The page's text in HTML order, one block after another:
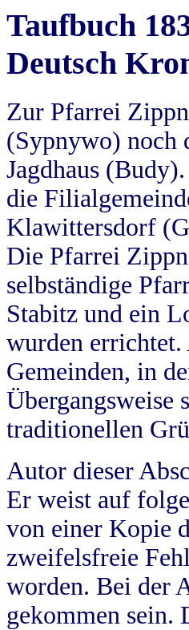
Taufbuch
Deutsch
Zur Pfarrei
(Sypnywo) noch
Jagdhaus
die
Klawittersdorf
Die Pfarrei
selbständige
Stabitz und ein
wurden errichtet.
Gemeinden, in
Übergangsweise
traditionellen
Autor dieser
Er weist auf
von einer Kopie
zweifelsfreie
worden. Bei der
gekommen sein.